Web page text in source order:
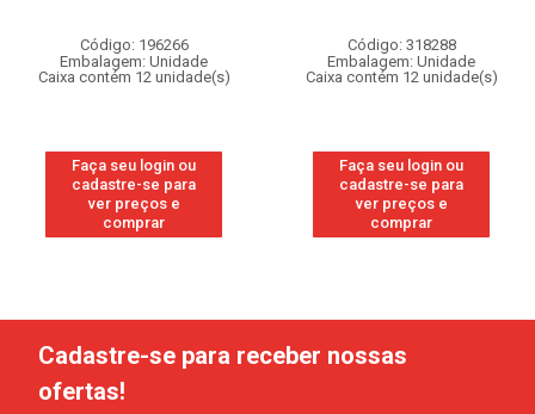
Código: 196266
Embalagem: Unidade
Caixa contém 12 unidade(s)
Faça seu login ou
cadastre-se para
ver preços e
comprar
Código: 318288
Embalagem: Unidade
Caixa contém 12 unidade(s)
Faça seu login ou
cadastre-se para
ver preços e
comprar
Cadastre-se para receber nossas
ofertas!